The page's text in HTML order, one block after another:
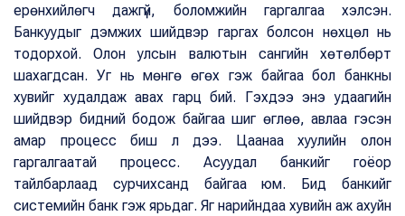
ерөнхийлөгч дажгүй, боломжийн гаргалгаа хэлсэн.
Банкуудыг дэмжих шийдвэр гаргах болсон нөхцөл нь
тодорхой. Олон улсын валютын сангийн хөтөлбөрт
шахагдсан. Уг нь мөнгө өгөх гэж байгаа бол банкны
хувийг худалдаж авах гарц бий. Гэхдээ энэ удаагийн
шийдвэр бидний бодож байгаа шиг өглөө, авлаа гэсэн
амар процесс биш л дээ. Цаанаа хуулийн олон
гаргалгаатай процесс. Асуудал банкийг гоёор
тайлбарлаад сурчихсанд байгаа юм. Бид банкийг
системийн банк гэж ярьдаг. Яг нарийндаа хувийн аж ахуйн